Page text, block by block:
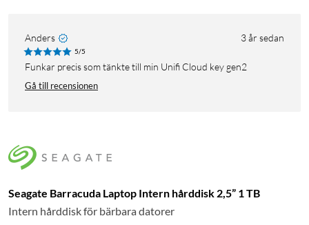
Anders 3 år sedan
5/5
Funkar precis som tänkte till min Unifi Cloud key gen2
Gå till recensionen
Seagate Barracuda Laptop Intern hårddisk 2,5” 1 TB
Intern hårddisk för bärbara datorer